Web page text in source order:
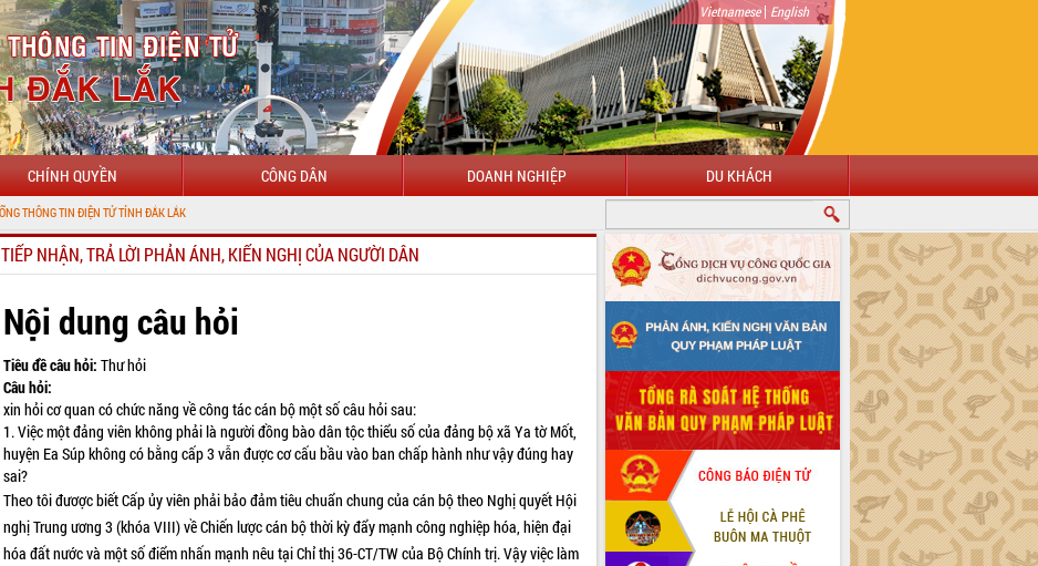
Vietnamese| English
CHÍNH QUYỀN CÔNG DÂN DOANH NGHIỆP DU KHÁCH
CHÀO MỪNG ĐẾN VỚI CỔNG THÔNG TIN ĐIỆN TỬ TỈNH ĐẮK LẮK
TIẾP NHẬN, TRẢ LỜI PHẢN ÁNH, KIẾN NGHỊ CỦA NGƯỜI DÂN
Nội dung câu hỏi
Tiêu đề câu hỏi:Thư hỏi
Câu hỏi:
xin hỏi cơ quan có chức năng về công tác cán bộ một số câu hỏi sau:
1. Việc một đảng viên không phải là người đồng bào dân tộc thiểu số của đảng bộ xã Ya tờ Mốt,
huyện Ea Súp không có bằng cấp 3 vẫn được cơ cấu bầu vào ban chấp hành như vậy đúng hay
sai?
Theo tôi đươợc biếtCấp ủy viên phải bảo đảm tiêu chuẩn chung của cán bộ theo Nghị quyết Hội
nghị Trung ương 3 (khóa VIII) về Chiến lược cán bộ thời kỳ đẩy mạnh công nghiệp hóa, hiện đại
hóa đất nước và một số điểm nhấn mạnh nêu tại Chỉ thị 36-CT/TW của Bộ Chính trị. Vậy việc làm